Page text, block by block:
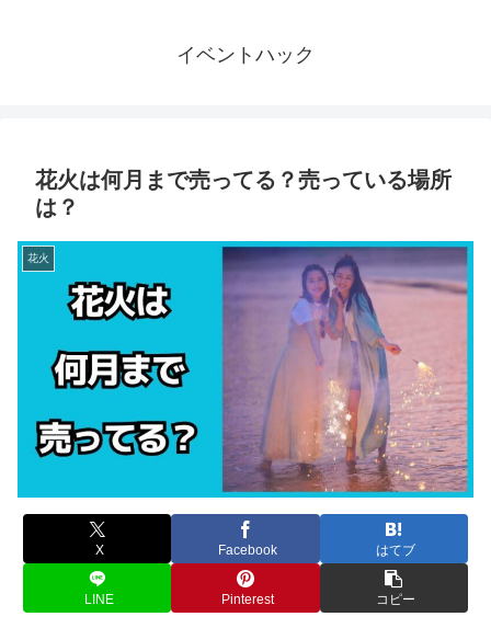
イベントハック
花火は何月まで売ってる？売っている場所
は？
花火
X Facebook はてブ
LINE Pinterest コピー